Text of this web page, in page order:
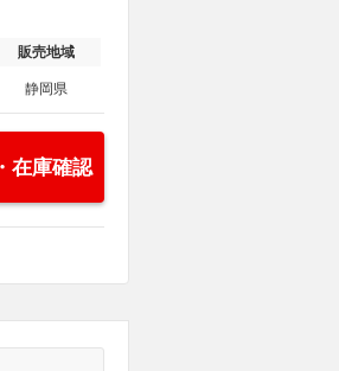
販売地域
静岡県
在庫確認